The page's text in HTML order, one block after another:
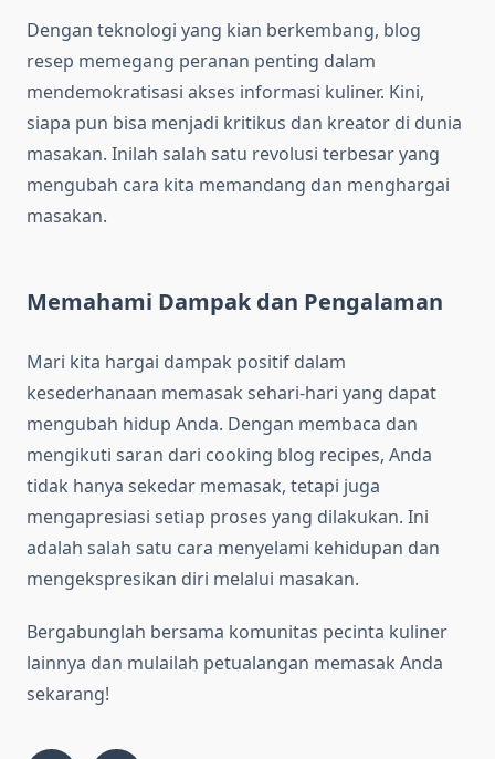
Dengan teknologi yang kian berkembang, blog
resep memegang peranan penting dalam
mendemokratisasi akses informasi kuliner. Kini,
siapa pun bisa menjadi kritikus dan kreator di dunia
masakan. Inilah salah satu revolusi terbesar yang
mengubah cara kita memandang dan menghargai
masakan.
Memahami Dampak dan Pengalaman
Mari kita hargai dampak positif dalam
kesederhanaan memasak sehari-hari yang dapat
mengubah hidup Anda. Dengan membaca dan
mengikuti saran dari cooking blog recipes, Anda
tidak hanya sekedar memasak, tetapi juga
mengapresiasi setiap proses yang dilakukan. Ini
adalah salah satu cara menyelami kehidupan dan
mengekspresikan diri melalui masakan.
Bergabunglah bersama komunitas pecinta kuliner
lainnya dan mulailah petualangan memasak Anda
sekarang!